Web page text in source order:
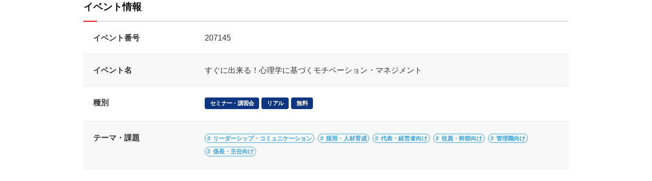
イベント情報
イベント番号 207145
イベント名 すぐに出来る！心理学に基づくモチベーション・マネジメント
種別 セミナー・講習会 リアル 無料
テーマ・課題 リーダーシップ・コミュニケーション 採用・人材育成 代表・経営者向け 役員・幹部向け 管理職向け
係長・主任向け